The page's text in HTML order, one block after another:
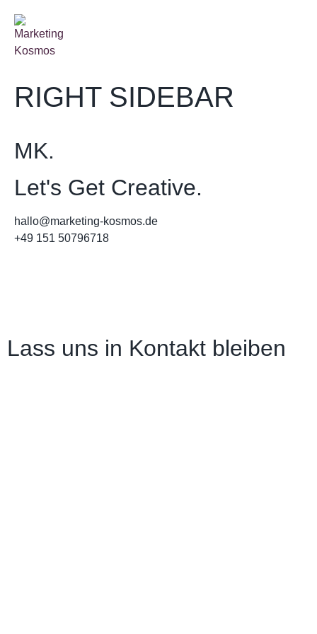
RIGHT SIDEBAR
MK.
Let's Get Creative.
hallo@marketing-kosmos.de
+49 151 50796718
Lass uns in Kontakt bleiben